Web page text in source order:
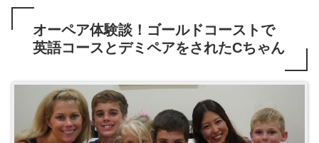
オーペア体験談！ゴールドコーストで
英語コースとデミペアをされたCちゃん